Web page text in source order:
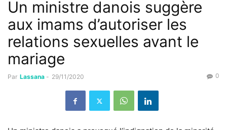
Un ministre danois suggère
aux imams d’autoriser les
relations sexuelles avant le
mariage
Par Lassana - 29/11/2020 0